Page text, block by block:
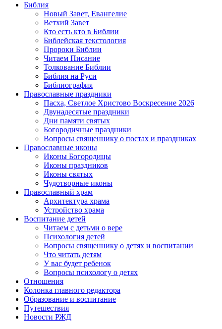
Библия
Новый Завет, Евангелие
Ветхий Завет
Кто есть кто в Библии
Библейская текстология
Пророки Библии
Читаем Писание
Толкование Библии
Библия на Руси
Библиография
Православные праздники
Пасха, Светлое Христово Воскресение 2026
Двунадесятые праздники
Дни памяти святых
Богородичные праздники
Вопросы священнику о постах и праздниках
Православные иконы
Иконы Богородицы
Иконы праздников
Иконы святых
Чудотворные иконы
Православный храм
Архитектура храма
Устройство храма
Воспитание детей
Читаем с детьми о вере
Психология детей
Вопросы священнику о детях и воспитании
Что читать детям
У вас будет ребенок
Вопросы психологу о детях
Отношения
Колонка главного редактора
Образование и воспитание
Путешествия
Новости РЖД